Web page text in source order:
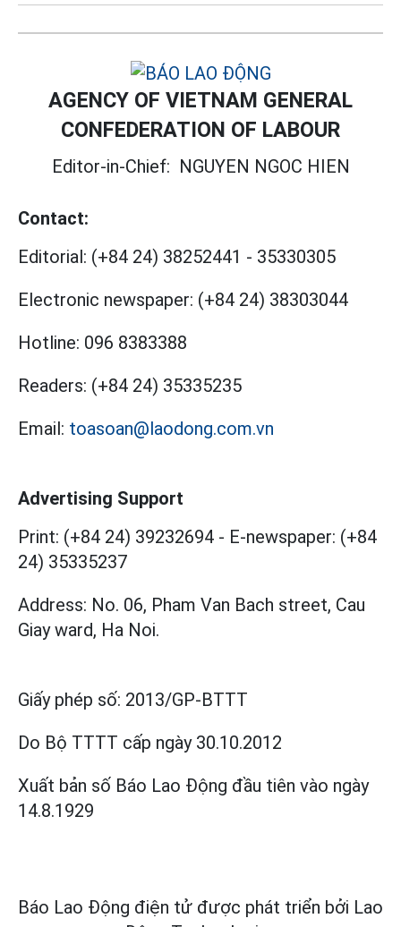
AGENCY OF VIETNAM GENERAL
CONFEDERATION OF LABOUR
Editor-in-Chief: NGUYEN NGOC HIEN
Contact:
Editorial: (+84 24) 38252441 - 35330305
Electronic newspaper: (+84 24) 38303044
Hotline: 096 8383388
Readers: (+84 24) 35335235
Email: toasoan@laodong.com.vn
Advertising Support
Print: (+84 24) 39232694 - E-newspaper: (+84
24) 35335237
Address: No. 06, Pham Van Bach street, Cau
Giay ward, Ha Noi.
Giấy phép số: 2013/GP-BTTT
Do Bộ TTTT cấp ngày 30.10.2012
Xuất bản số Báo Lao Động đầu tiên vào ngày
14.8.1929
Báo Lao Động điện tử được phát triển bởi Lao